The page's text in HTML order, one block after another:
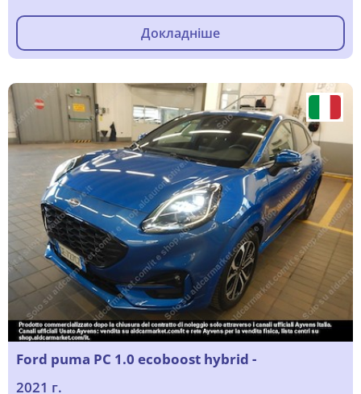
Докладніше
Ford puma PC 1.0 ecoboost hybrid -
2021 г.